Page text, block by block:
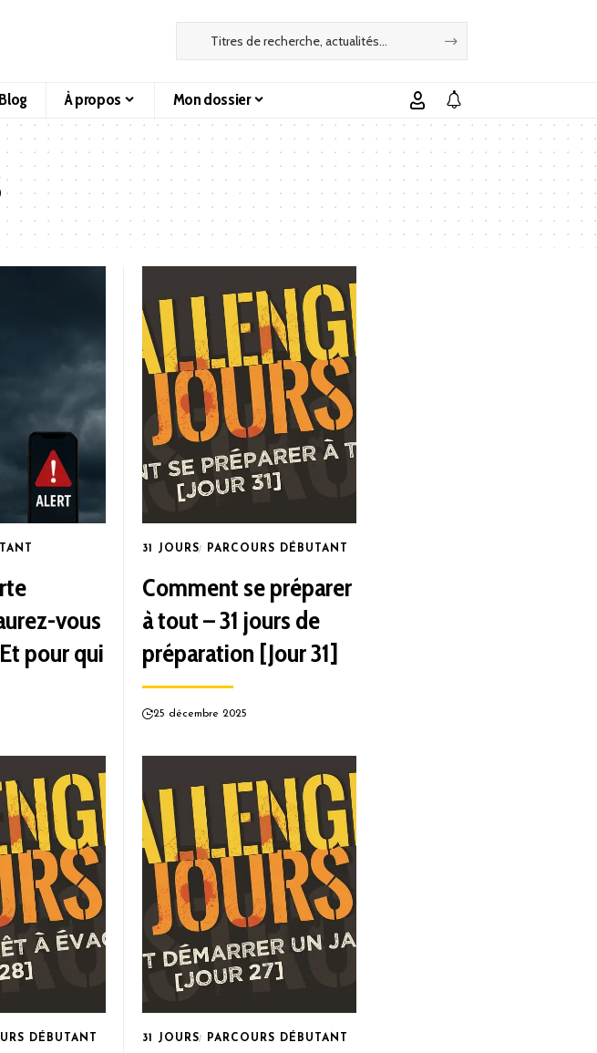
Blog À propos Mon dossier
vous
pour qui
31 JOURS PARCOURS DÉBUTANT
Comment se préparer
à tout – 31 jours de
préparation [Jour 31]
25 décembre 2025
DÉBUTANT 31 JOURS PARCOURS DÉBUTANT